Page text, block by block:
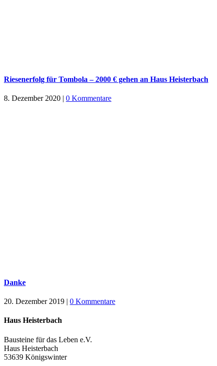
Riesenerfolg für Tombola – 2000 € gehen an Haus Heisterbach
8. Dezember 2020 0 Kommentare
Danke
20. Dezember 2019 | 0 Kommentare
Haus Heisterbach
Bausteine für das Leben e.V.
Haus Heisterbach
53639 Königswinter